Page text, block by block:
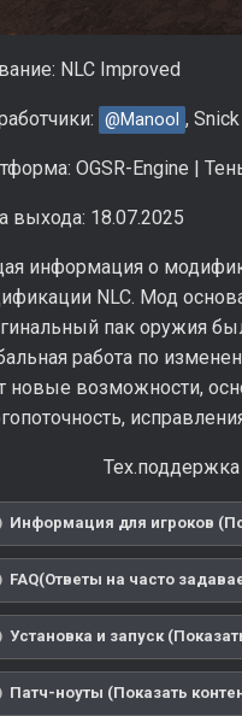
NLC Improved
@Manool , Snick
OGSR-Engine |
выхода: 18.07.2025
информация о
NLC. Мод
пак оружия
работа по
новые возможности,
Информация для игроков
FAQ(Ответы на часто
Установка и запуск
Патч-ноуты (Показать